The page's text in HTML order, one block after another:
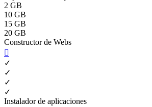
2 GB
10 GB
15 GB
20 GB
Constructor de Webs

✓
✓
✓
✓
Instalador de aplicaciones